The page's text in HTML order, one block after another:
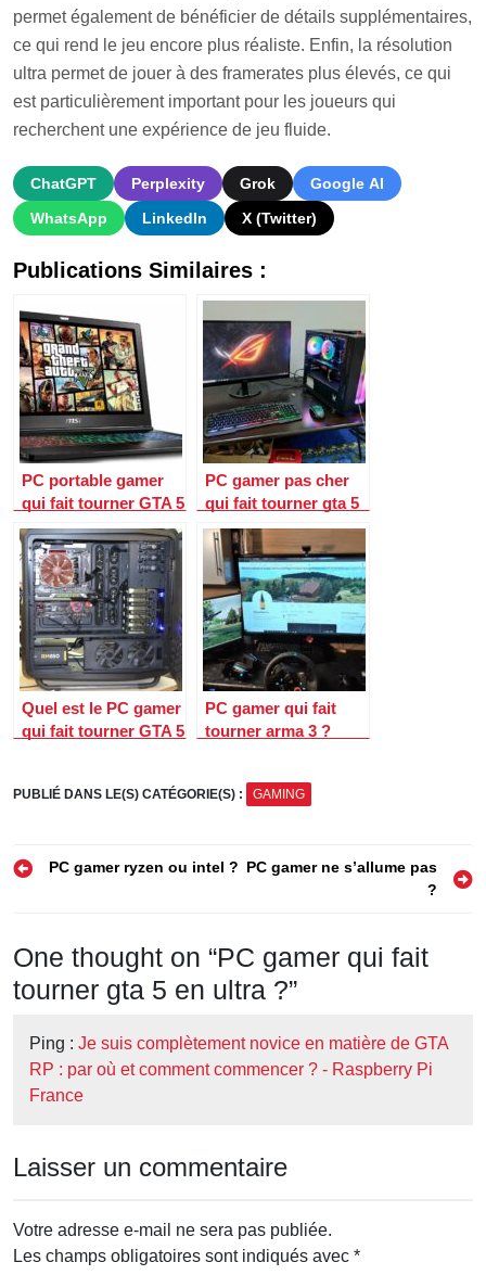
permet également de bénéficier de détails supplémentaires,
ce qui rend le jeu encore plus réaliste. Enfin, la résolution
ultra permet de jouer à des framerates plus élevés, ce qui
est particulièrement important pour les joueurs qui
recherchent une expérience de jeu fluide.
ChatGPT Perplexity Grok
Google AI
WhatsApp
LinkedIn X (Twitter)
Publications Similaires :
PC portable gamer
qui fait tourner GTA 5
?
PC gamer pas cher
qui fait tourner gta 5
rp ?
Quel est le PC gamer
qui fait tourner GTA 5
PC gamer qui fait
tourner arma 3 ?
PUBLIÉ DANS LE(S) CATÉGORIE(S) : GAMING
Navigation
PC gamer ryzen ou intel ? PC gamer ne s’allume pas
?
One thought on “PC gamer qui fait
tourner gta 5 en ultra ?”
Ping : Je suis complètement novice en matière de GTA
RP : par où et comment commencer ? - Raspberry Pi
France
Laisser un commentaire
Votre adresse e-mail ne sera pas publiée.
Les champs obligatoires sont indiqués avec *